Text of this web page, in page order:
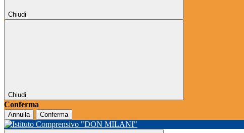
Chiudi
Chiudi
Conferma
Annulla Conferma